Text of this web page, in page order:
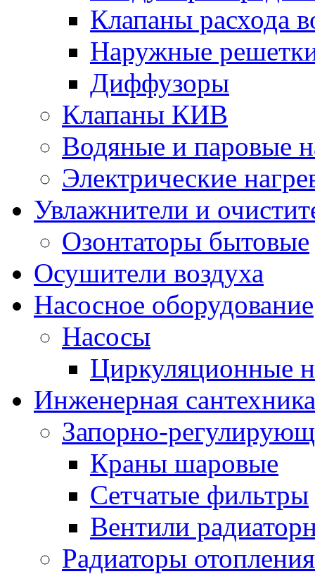
Клапаны расхода
Наружные
Диффузоры
Клапаны КИВ
Водяные и паровые
Электрические
Увлажнители и
Озонтаторы бытовые
Осушители воздуха
Насосное оборудование
Насосы
Циркуляционные
Инженерная сантехника
Запорно-
Краны шаровые
Сетчатые фильтры
Вентили
Радиаторы отопления